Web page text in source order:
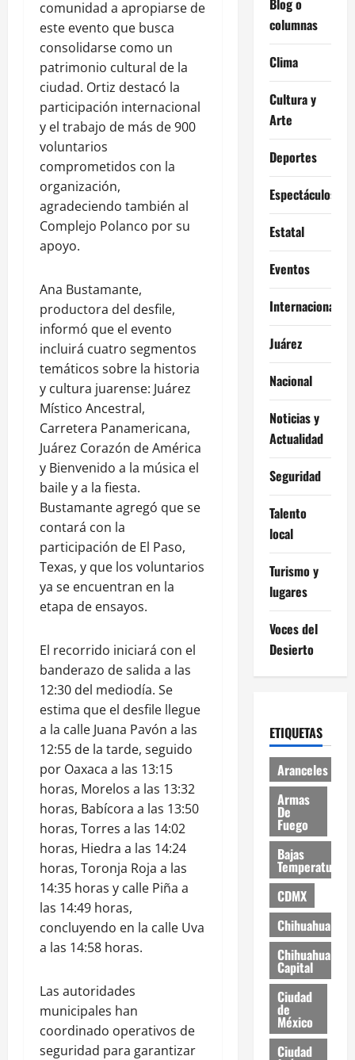
comunidad a apropiarse de
este evento que busca
consolidarse como un
patrimonio cultural de la
ciudad. Ortiz destacó la
participación internacional
y el trabajo de más de 900
voluntarios
comprometidos con la
organización,
agradeciendo también al
Complejo Polanco por su
apoyo.
Ana Bustamante,
productora del desfile,
informó que el evento
incluirá cuatro segmentos
temáticos sobre la historia
y cultura juarense: Juárez
Místico Ancestral,
Carretera Panamericana,
Juárez Corazón de América
y Bienvenido a la música el
baile y a la fiesta.
Bustamante agregó que se
contará con la
participación de El Paso,
Texas, y que los voluntarios
ya se encuentran en la
etapa de ensayos.
El recorrido iniciará con el
banderazo de salida a las
12:30 del mediodía. Se
estima que el desfile llegue
a la calle Juana Pavón a las
12:55 de la tarde, seguido
por Oaxaca a las 13:15
horas, Morelos a las 13:32
horas, Babícora a las 13:50
horas, Torres a las 14:02
horas, Hiedra a las 14:24
horas, Toronja Roja a las
14:35 horas y calle Piña a
las 14:49 horas,
concluyendo en la calle Uva
a las 14:58 horas.
Las autoridades
municipales han
coordinado operativos de
seguridad para garantizar
Blog o
columnas
Clima
Cultura y
Arte
Deportes
Espectáculos
Estatal
Eventos
Internacional
Juárez
Nacional
Noticias y
Actualidad
Seguridad
Talento
local
Turismo y
lugares
Voces del
Desierto
ETIQUETAS
Aranceles
Armas
De
Fuego
Bajas
Temperaturas
CDMX
Chihuahua
Chihuahua
Capital
Ciudad
de
México
Ciudad